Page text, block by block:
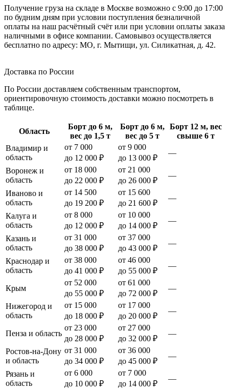
Получение груза на складе в Москве возможно с 9:00 до 17:00
по будним дням при условии поступления безналичной
оплаты на наш расчётный счёт или при условии оплаты заказа
наличными в офисе компании. Самовывоз осуществляется
бесплатно по адресу: МО, г. Мытищи, ул. Силикатная, д. 42.
Доставка по России
По России доставляем собственным транспортом,
ориентировочную стоимость доставки можно посмотреть в
таблице.
Область
Борт до 6 м,
вес до 1,5 т
Борт до 6 м,
вес до 5 т
Борт 12 м, вес
свыше 6 т
Владимир и
область
от 7 000
до 12 000 ₽
от 9 000
до 13 000 ₽
—
Воронеж и
область
от 18 000
до 22 000 ₽
от 21 000
до 26 000 ₽
—
Иваново и
область
от 14 500
до 19 200 ₽
от 15 600
до 21 600 ₽
—
Калуга и
область
от 8 000
до 12 000 ₽
от 10 000
до 14 000 ₽
—
Казань и
область
от 31 000
до 38 000 ₽
от 37 000
до 43 000 ₽
—
Краснодар и
область
от 38 000
до 41 000 ₽
от 46 000
до 55 000 ₽
—
Крым
от 52 000
до 55 000 ₽
от 61 000
до 72 000 ₽
—
Нижегород и
область
от 15 000
до 18 000 ₽
от 17 000
до 20 000 ₽
—
Пенза и область
от 23 000
до 28 000 ₽
от 27 000
до 32 000 ₽
—
Ростов-на-Дону
и область
от 31 000
до 34 000 ₽
от 36 000
до 45 000 ₽
—
Рязань и
область
от 6 000
до 10 000 ₽
от 7 000
до 14 000 ₽
—